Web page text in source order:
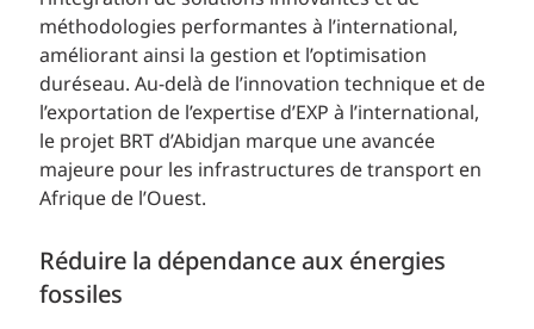
méthodologies performantes à l’international,
améliorant ainsi la gestion et l’optimisation
duréseau. Au-delà de l’innovation technique et de
l’exportation de l’expertise d’EXP à l’international,
le projet BRT d’Abidjan marque une avancée
majeure pour les infrastructures de transport en
Afrique de l’Ouest.
Réduire la dépendance aux énergies
fossiles